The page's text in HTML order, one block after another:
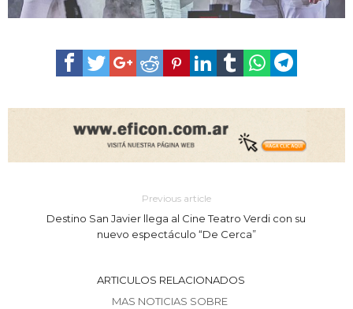
Previous article
Destino San Javier llega al Cine Teatro Verdi con su
nuevo espectáculo “De Cerca”
ARTICULOS RELACIONADOS
MAS NOTICIAS SOBRE